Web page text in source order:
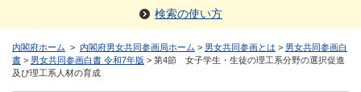
検索の使い方
内閣府ホーム > 内閣府男女共同参画局ホーム > 男女共同参画とは > 男女共同参画白
書 > 男女共同参画白書 令和7年版 > 第4節 女子学生・生徒の理工系分野の選択促進
及び理工系人材の育成